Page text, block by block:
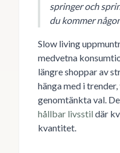
springer och
du kommer
Slow living
medvetna
längre shoppar av
hänga med i
genomtänkta val.
hållbar livsstil där
kvantitet.